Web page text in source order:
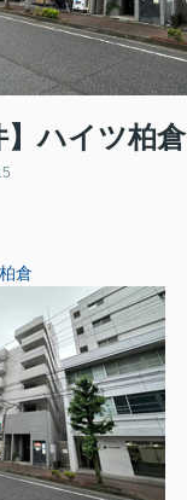
】ハイツ柏倉
倉